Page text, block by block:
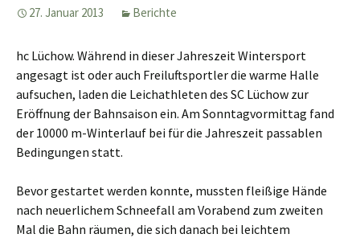
27. Januar 2013 Berichte
hc Lüchow. Während in dieser Jahreszeit Wintersport
angesagt ist oder auch Freiluftsportler die warme Halle
aufsuchen, laden die Leichathleten des SC Lüchow zur
Eröffnung der Bahnsaison ein. Am Sonntagvormittag fand
der 10000 m-Winterlauf bei für die Jahreszeit passablen
Bedingungen statt.
Bevor gestartet werden konnte, mussten fleißige Hände
nach neuerlichem Schneefall am Vorabend zum zweiten
Mal die Bahn räumen, die sich danach bei leichtem